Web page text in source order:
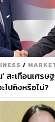
/
สะเทือนเศรษ
ไปถึงหรือไม่?